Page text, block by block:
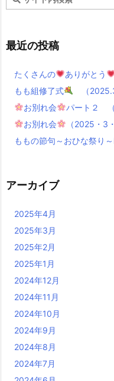
最近の投稿
たくさんの ありがとう
もも組修了式
（
お別れ会
パート２ （
お別れ会
（2025・3
ももの節句～おひな祭り
アーカイブ
2025年4月
2025年3月
2025年2月
2025年1月
2024年12月
2024年11月
2024年10月
2024年9月
2024年8月
2024年7月